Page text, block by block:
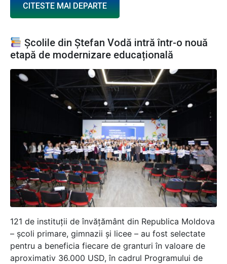
CITESTE MAI DEPARTE
Școlile din Ștefan Vodă intră într-o nouă
etapă de modernizare educațională
121 de instituții de învățământ din Republica Moldova
– școli primare, gimnazii și licee – au fost selectate
pentru a beneficia fiecare de granturi în valoare de
aproximativ 36.000 USD, în cadrul Programului de